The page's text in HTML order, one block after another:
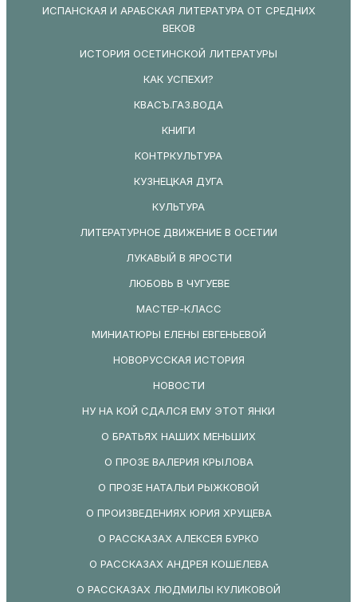
ИСПАНСКАЯ И АРАБСКАЯ ЛИТЕРАТУРА ОТ СРЕДНИХ
ВЕКОВ
ИСТОРИЯ ОСЕТИНСКОЙ ЛИТЕРАТУРЫ
КАК УСПЕХИ?
КВАСЪ.ГАЗ.ВОДА
КНИГИ
КОНТРКУЛЬТУРА
КУЗНЕЦКАЯ ДУГА
КУЛЬТУРА
ЛИТЕРАТУРНОЕ ДВИЖЕНИЕ В ОСЕТИИ
ЛУКАВЫЙ В ЯРОСТИ
ЛЮБОВЬ В ЧУГУЕВЕ
МАСТЕР-КЛАСС
МИНИАТЮРЫ ЕЛЕНЫ ЕВГЕНЬЕВОЙ
НОВОРУССКАЯ ИСТОРИЯ
НОВОСТИ
НУ НА КОЙ СДАЛСЯ ЕМУ ЭТОТ ЯНКИ
О БРАТЬЯХ НАШИХ МЕНЬШИХ
О ПРОЗЕ ВАЛЕРИЯ КРЫЛОВА
О ПРОЗЕ НАТАЛЬИ РЫЖКОВОЙ
О ПРОИЗВЕДЕНИЯХ ЮРИЯ ХРУЩЕВА
О РАССКАЗАХ АЛЕКСЕЯ БУРКО
О РАССКАЗАХ АНДРЕЯ КОШЕЛЕВА
О РАССКАЗАХ ЛЮДМИЛЫ КУЛИКОВОЙ